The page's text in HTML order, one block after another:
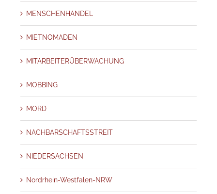
MENSCHENHANDEL
MIETNOMADEN
MITARBEITERÜBERWACHUNG
MOBBING
MORD
NACHBARSCHAFTSSTREIT
NIEDERSACHSEN
Nordrhein-Westfalen-NRW